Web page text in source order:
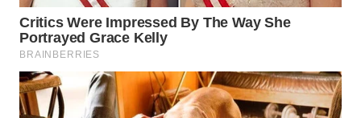
WAHANA
SPORT
UMKM